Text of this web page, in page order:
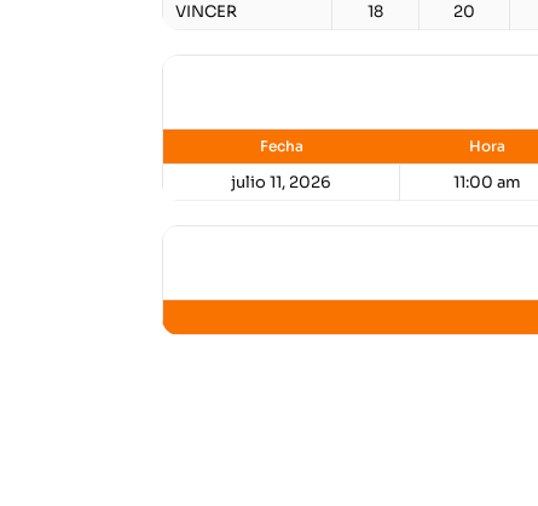
VINCER
18 20
Fecha Hora
julio 11, 2026 11:00 am